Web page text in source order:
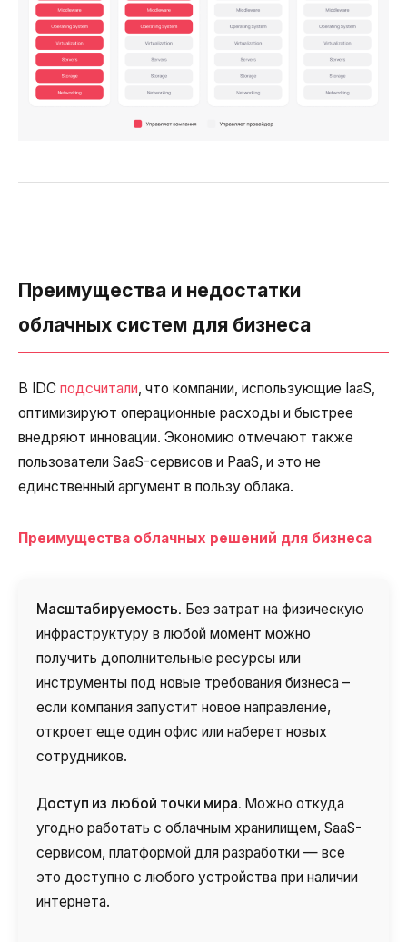
Преимущества и недостатки
облачных систем для бизнеса
В IDC подсчитали, что компании, использующие IaaS,
оптимизируют операционные расходы и быстрее
внедряют инновации. Экономию отмечают также
пользователи SaaS-сервисов и PaaS, и это не
единственный аргумент в пользу облака.
Преимущества облачных решений для бизнеса
Масштабируемость. Без затрат на физическую
инфраструктуру в любой момент можно
получить дополнительные ресурсы или
инструменты под новые требования бизнеса –
если компания запустит новое направление,
откроет еще один офис или наберет новых
сотрудников.
Доступ из любой точки мира. Можно откуда
угодно работать с облачным хранилищем, SaaS-
сервисом, платформой для разработки — все
это доступно с любого устройства при наличии
интернета.
Ім'я
Номер телефона
Заказать звонок
Ваше имя
Заказать интеграцию
Ваше имя
Заказать Тест Драйв
Ваше имя
Нужна
помощь
с выбором?